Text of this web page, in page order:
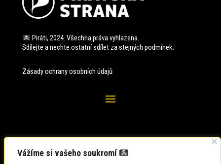
Vážíme si vašeho soukromí
Piráti, 2024. Všechna práva vyhlazena.
Sdílejte a nechte ostatní sdílet za stejných podmínek.
Zásady ochrany osobních údajů